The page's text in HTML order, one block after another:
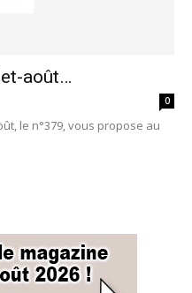
août…
0
le n°379, vous propose au